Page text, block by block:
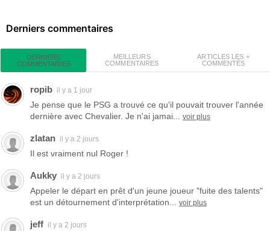
Derniers commentaires
DERNIERS
COMMENTAIRES
MEILLEURS
COMMENTAIRES
ARTICLES LES +
COMMENTÉS
ropib il y a 1 jour
Je pense que le PSG a trouvé ce qu'il pouvait trouver l'année
dernière avec Chevalier. Je n'ai jamai...
voir plus
zlatan il y a 2 jours
Il est vraiment nul Roger !
Aukky il y a 2 jours
Appeler le départ en prêt d'un jeune joueur "fuite des talents"
est un détournement d'interprétation...
voir plus
jeff il y a 2 jours